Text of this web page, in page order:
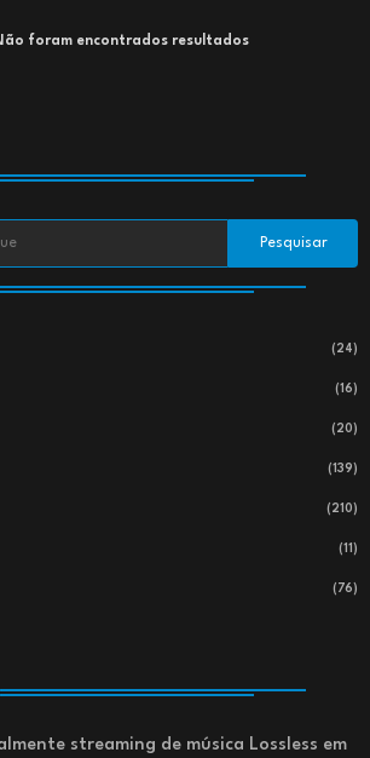
foram encontrados resultados
(24)
(16)
(20)
(139)
(210)
(11)
(76)
streaming de música Lossless em